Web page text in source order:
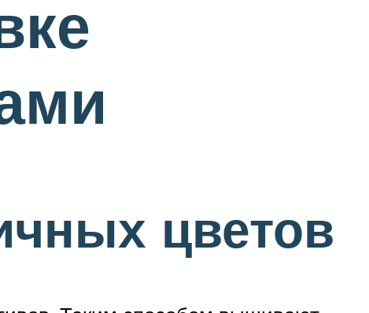
цветов